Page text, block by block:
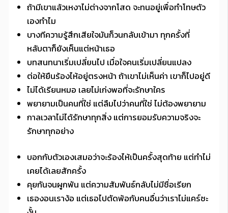
ถ้ามีเขาแล้วเหงาไม่ต่างจากโสด จะทนอยู่เพื่อทำโทษตัว
เองทำไม
บางทีความรู้สึกเสียใจมันก็วนกลับเข้ามา ทุกครั้งที่
หลับตาก็ยังเห็นแต่หน้าเธอ
บทสนทนาเริ่มเปลี่ยนไป เมื่อใจคนเริ่มเปลี่ยนแปลง
ต่อให้ยืนร้องไห้อยู่ตรงหน้า ถ้าเขาไม่เห็นค่า เขาก็ไปอยู่ดี
ไม่ได้เรียนหมอ เลยไม่เก่งพอที่จะรักษาใคร
พยายามเป็นคนที่ใช่ แต่ลืมไปว่าคนที่ใช่ ไม่ต้องพยายาม
กาลเวลาไม่ได้รักษาทุกสิ่ง แต่การยอมรับความจริงจะ
รักษาทุกอย่าง
บอกกับตัวเองเสมอว่าจะร้องไห้เป็นครั้งสุดท้าย แต่ทำไม่
เคยได้เลยสักครั้ง
คุยกันจนผูกพัน แต่ความสัมพันธ์กลับไม่มีชื่อเรียก
เธองอนเราง้อ แต่เธอไปตัดพ้อกับคนอื่นว่าเราไม่แคร์ซะ